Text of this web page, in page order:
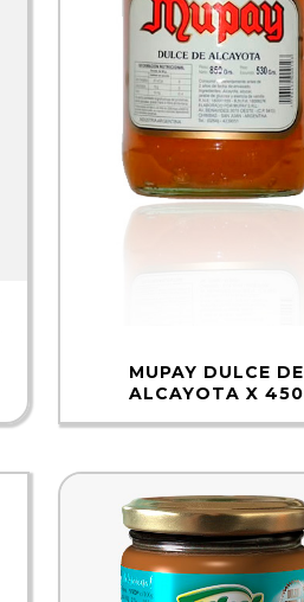
MUPAY DULCE DE
ALCAYOTA X 450